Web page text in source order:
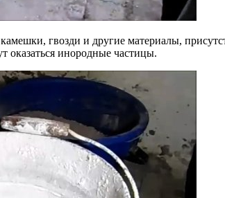
гвозди и другие материалы,
оказаться инородные частицы.